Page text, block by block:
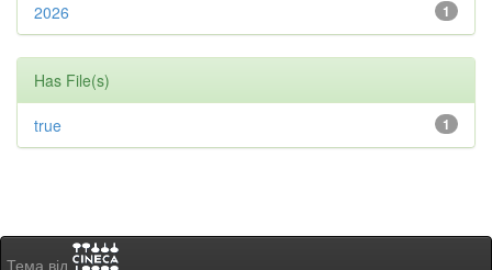
1
2026
Has File(s)
1
true
Тема від